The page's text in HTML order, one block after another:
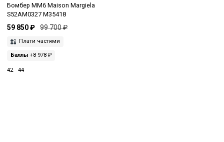
Бомбер MM6 Maison Margiela
S52AM0327 M35418
59 850 ₽ 99 700 ₽
Плати частями
Баллы +8 978 ₽
42 44